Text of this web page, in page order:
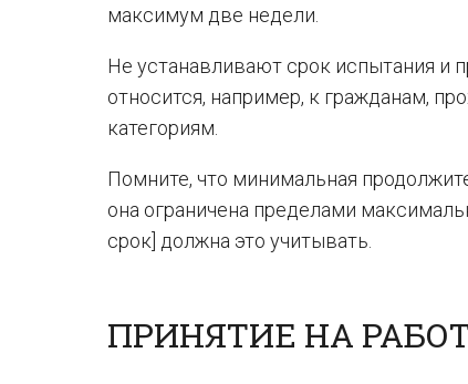
максимум две недели.
Не устанавливают срок испытания и
относится, например, к гражданам,
категориям.
Помните, что минимальная
она ограничена пределами
срок] должна это учитывать.
ПРИНЯТИЕ НА